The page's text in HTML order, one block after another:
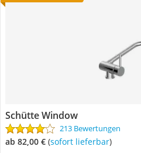
Schütte Window
213 Bewertungen
ab 82,00 € ( Sofort lieferbar)